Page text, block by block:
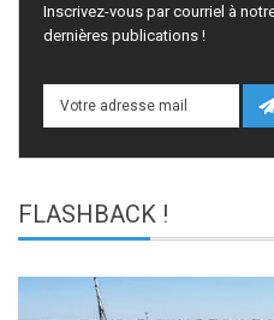
Inscrivez-vous par courriel à
dernières publications !
FLASHBACK !